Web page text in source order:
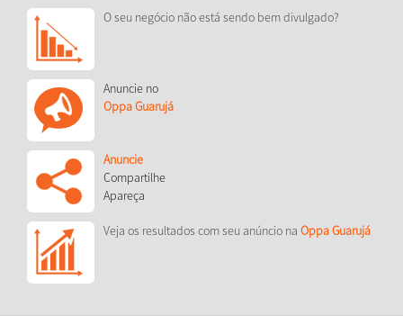
O seu negócio não está sendo bem divulgado?
Anuncie no
Oppa Guarujá
Anuncie
Compartilhe
Apareça
Veja os resultados com seu anúncio na Oppa Guarujá